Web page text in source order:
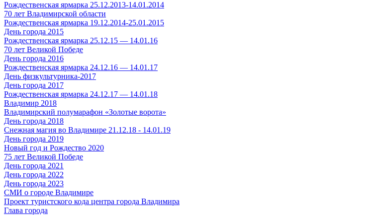
Рождественская ярмарка 25.12.2013-14.01.2014
70 лет Владимирской области
Рождественская ярмарка 19.12.2014-25.01.2015
День города 2015
Рождественская ярмарка 25.12.15 — 14.01.16
70 лет Великой Победе
День города 2016
Рождественская ярмарка 24.12.16 — 14.01.17
День физкультурника-2017
День города 2017
Рождественская ярмарка 24.12.17 — 14.01.18
Владимир 2018
Владимирский полумарафон «Золотые ворота»
День города 2018
Снежная магия во Владимире 21.12.18 - 14.01.19
День города 2019
Новый год и Рождество 2020
75 лет Великой Победе
День города 2021
День города 2022
День города 2023
СМИ о городе Владимире
Проект туристского кода центра города Владимира
Глава города